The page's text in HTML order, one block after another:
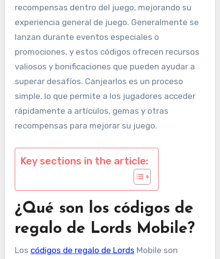
recompensas dentro del juego, mejorando su
experiencia general de juego. Generalmente se
lanzan durante eventos especiales o
promociones, y estos códigos ofrecen recursos
valiosos y bonificaciones que pueden ayudar a
superar desafíos. Canjearlos es un proceso
simple, lo que permite a los jugadores acceder
rápidamente a artículos, gemas y otras
recompensas para mejorar su juego.
Key sections in the article:
¿Qué son los códigos de
regalo de Lords Mobile?
Los códigos de regalo de Lords Mobile son